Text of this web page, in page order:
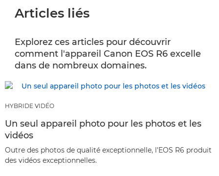
Articles liés
Explorez ces articles pour découvrir
comment l'appareil Canon EOS R6 excelle
dans de nombreux domaines.
HYBRIDE VIDÉO
Un seul appareil photo pour les photos et les
vidéos
Outre des photos de qualité exceptionnelle, l'EOS R6 produit
des vidéos exceptionnelles.